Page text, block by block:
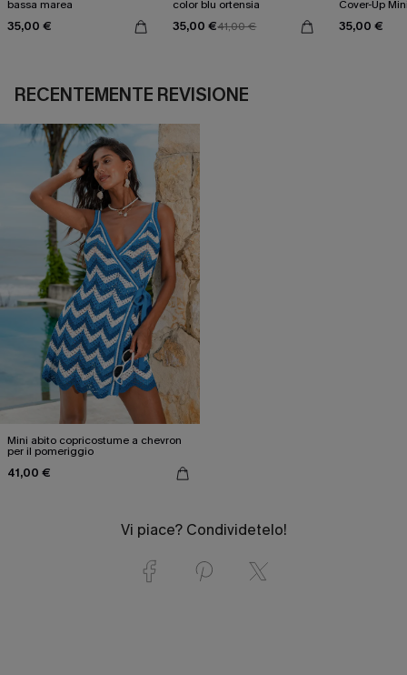
bassa marea
35,00 €
color blu ortensia
35,00 €41,00 €
Cover-Up
35,00 €
RECENTEMENTE REVISIONE
Mini abito copricostume a chevron
per il pomeriggio
41,00 €
Vi piace? Condividetelo!